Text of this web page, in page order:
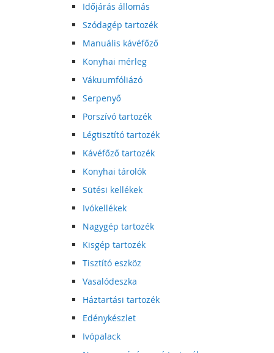
Időjárás állomás
Szódagép tartozék
Manuális kávéfőző
Konyhai mérleg
Vákuumfóliázó
Serpenyő
Porszívó tartozék
Légtisztító tartozék
Kávéfőző tartozék
Konyhai tárolók
Sütési kellékek
Ivókellékek
Nagygép tartozék
Kisgép tartozék
Tisztító eszköz
Vasalódeszka
Háztartási tartozék
Edénykészlet
Ivópalack